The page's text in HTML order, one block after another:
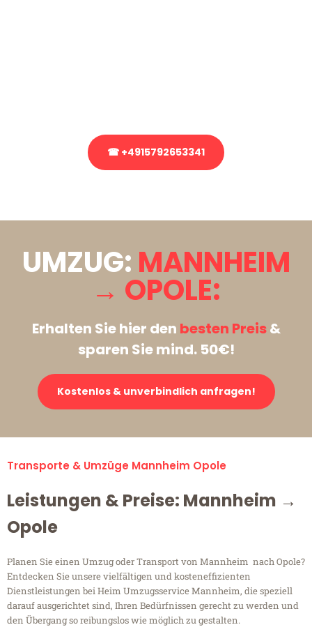
☎ +4915792653341
UMZUG: MANNHEIM
→ OPOLE:
Erhalten Sie hier den besten Preis&
sparen Sie mind. 50€!
Kostenlos & unverbindlich anfragen!
Transporte & Umzüge Mannheim Opole
Leistungen & Preise: Mannheim →
Opole
Planen Sie einen Umzug oder Transport von Mannheim nach Opole?
Entdecken Sie unsere vielfältigen und kosteneffizienten
Dienstleistungen bei Heim Umzugsservice Mannheim, die speziell
darauf ausgerichtet sind, Ihren Bedürfnissen gerecht zu werden und
den Übergang so reibungslos wie möglich zu gestalten.